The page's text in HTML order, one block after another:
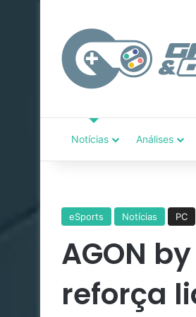
Notícias Análises
eSports Notícias PC
AGON
reforça